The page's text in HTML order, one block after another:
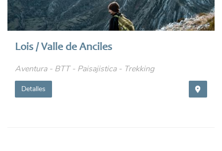
Lois / Valle de Anciles
Aventura - BTT - Paisajistica - Trekking
Detalles